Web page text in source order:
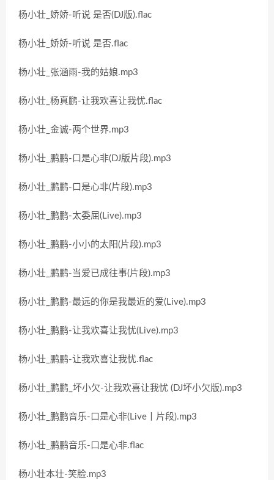
杨小壮_娇娇-听说 是否(DJ版).flac
杨小壮_娇娇-听说 是否.flac
杨小壮_张涵雨-我的姑娘.mp3
杨小壮_杨真鹏-让我欢喜让我忧.flac
杨小壮_金诚-两个世界.mp3
杨小壮_鹏鹏-口是心非(DJ版片段).mp3
杨小壮_鹏鹏-口是心非(片段).mp3
杨小壮_鹏鹏-太委屈(Live).mp3
杨小壮_鹏鹏-小小的太阳(片段).mp3
杨小壮_鹏鹏-当爱已成往事(片段).mp3
杨小壮_鹏鹏-最远的你是我最近的爱(Live).mp3
杨小壮_鹏鹏-让我欢喜让我忧(Live).mp3
杨小壮_鹏鹏-让我欢喜让我忧.flac
杨小壮_鹏鹏_坏小欠-让我欢喜让我忧 (DJ坏小欠版).mp3
杨小壮_鹏鹏音乐-口是心非(Live丨片段).mp3
杨小壮_鹏鹏音乐-口是心非.flac
杨小壮本壮-笑脸.mp3